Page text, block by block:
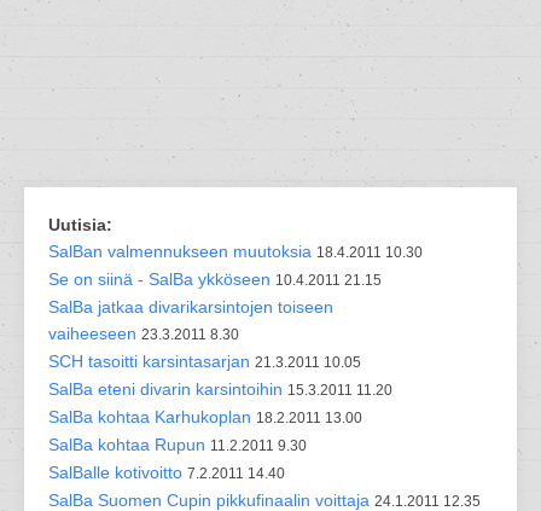
Uutisia:
SalBan valmennukseen muutoksia 18.4.2011 10.30
Se on siinä - SalBa ykköseen 10.4.2011 21.15
SalBa jatkaa divarikarsintojen toiseen
vaiheeseen 23.3.2011 8.30
SCH tasoitti karsintasarjan 21.3.2011 10.05
SalBa eteni divarin karsintoihin 15.3.2011 11.20
SalBa kohtaa Karhukoplan 18.2.2011 13.00
SalBa kohtaa Rupun 11.2.2011 9.30
SalBalle kotivoitto 7.2.2011 14.40
SalBa Suomen Cupin pikkufinaalin voittaja 24.1.2011 12.35